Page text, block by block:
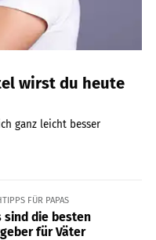
wirst du heute
ganz leicht besser
FÜR PAPAS
sind die besten
für Väter